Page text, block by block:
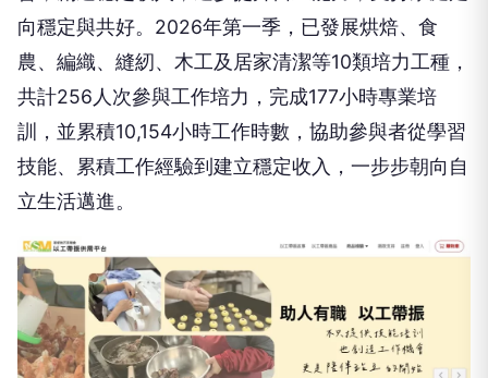
向穩定與共好。2026年第一季，已發展烘焙、食
農、編織、縫紉、木工及居家清潔等10類培力工種，
共計256人次參與工作培力，完成177小時專業培
訓，並累積10,154小時工作時數，協助參與者從學習
技能、累積工作經驗到建立穩定收入，一步步朝向自
立生活邁進。